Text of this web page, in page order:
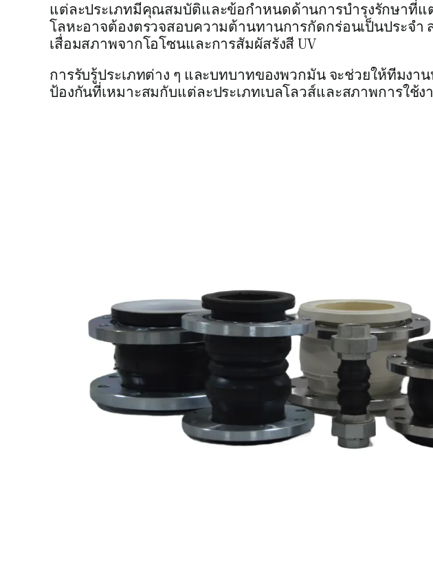
แต่ละประเภทมีคุณสมบัติและข้อกำหนดด้านการบำรุงรักษาที่แ
โลหะอาจต้องตรวจสอบความต้านทานการกัดกร่อนเป็นประจำ
เสื่อมสภาพจากโอโซนและการสัมผัสรังสี UV
การรับรู้ประเภทต่าง ๆ และบทบาทของพวกมัน จะช่วยให้ทีมงา
ป้องกันที่เหมาะสมกับแต่ละประเภทเบลโลวส์และสภาพการใช้ง